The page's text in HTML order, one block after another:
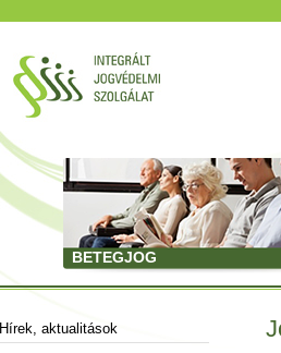
BETEGJOG
Hírek, aktualitások